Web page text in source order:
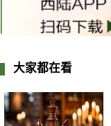
大家都在看